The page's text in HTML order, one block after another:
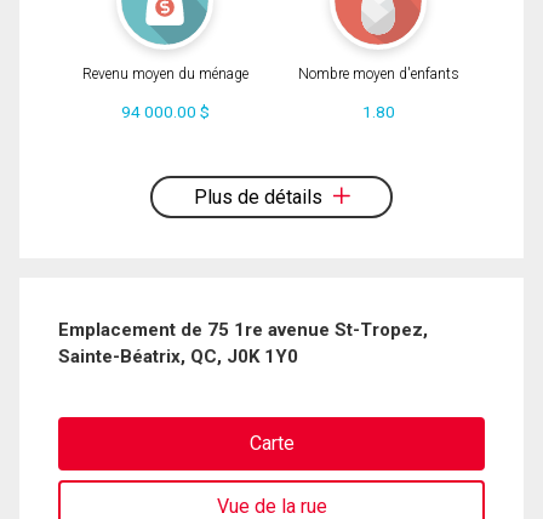
En cliquant sur le bouton « soumettre », vous consentez à nos conditions
Revenu moyen du ménage
94 000.00 $
Nombre moyen d'enfants
1.80
Plus de détails
Emplacement de 75 1re avenue St-Tropez,
Sainte-Béatrix, QC, J0K 1Y0
Carte
Vue de la rue